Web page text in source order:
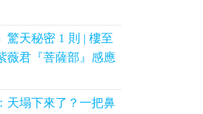
驚天秘密 1 則 | 樓至
薇君『菩薩部』感應
天塌下來了？一把鼻